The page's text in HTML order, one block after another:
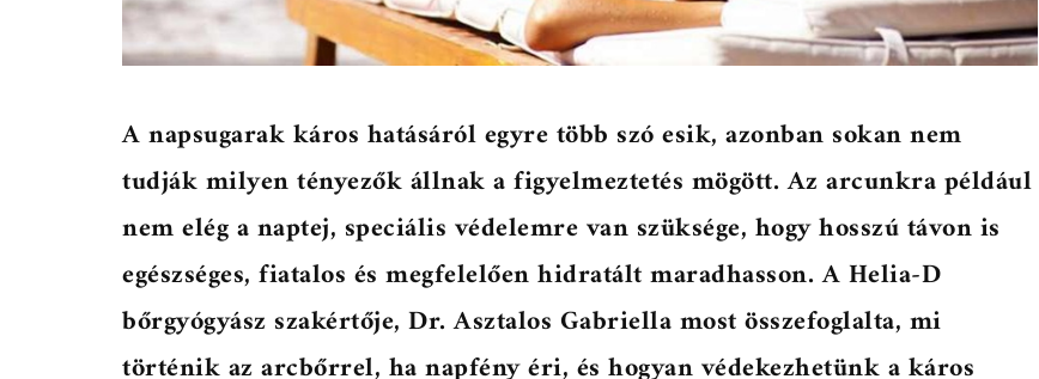
A napsugarak káros hatásáról egyre több szó esik, azonban sokan nem
tudják milyen tényezők állnak a figyelmeztetés mögött. Az arcunkra például
nem elég a naptej, speciális védelemre van szüksége, hogy hosszú távon is
egészséges, fiatalos és megfelelően hidratált maradhasson. A Helia-D
bőrgyógyász szakértője, Dr. Asztalos Gabriella most összefoglalta, mi
történik az arcbőrrel, ha napfény éri, és hogyan védekezhetünk a káros